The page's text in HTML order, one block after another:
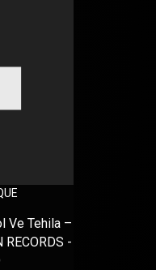
Ve Tehila –
-